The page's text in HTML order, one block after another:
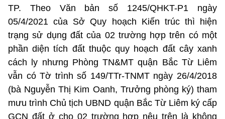
TP. Theo Văn bản số 1245/QHKT-P1 ngày
05/4/2021 của Sở Quy hoạch Kiến trúc thì hiện
trạng sử dụng đất của 02 trường hợp trên có một
phần diện tích đất thuộc quy hoạch đất cây xanh
cách ly nhưng Phòng TN&MT quận Bắc Từ Liêm
vẫn có Tờ trình số 149/TTr-TNMT ngày 26/4/2018
(bà Nguyễn Thị Kim Oanh, Trưởng phòng ký) tham
mưu trình Chủ tịch UBND quận Bắc Từ Liêm ký cấp
GCN đất ở cho 02 trường hợp nêu trên là không